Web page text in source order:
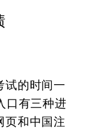
试的时间一
口有三种进
页和中国注